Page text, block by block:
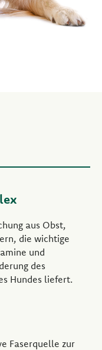
aus Obst,
die wichtige
und
des
Hundes liefert.
Faserquelle zur